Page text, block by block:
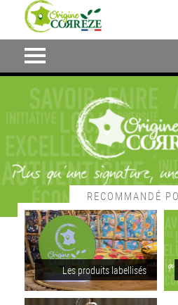
RECOMMANDÉ
Les produits labellisés